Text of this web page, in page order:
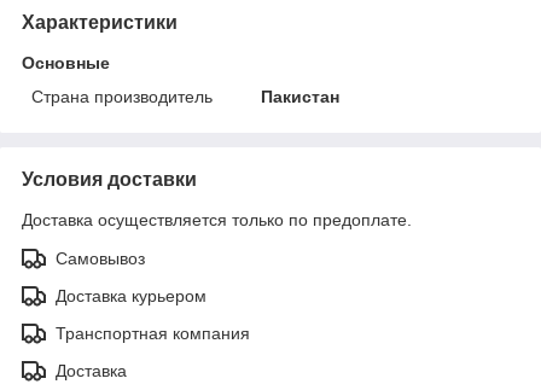
Характеристики
Основные
Страна производитель
Пакистан
Условия доставки
Доставка осуществляется только по предоплате.
Самовывоз
Доставка курьером
Транспортная компания
Доставка